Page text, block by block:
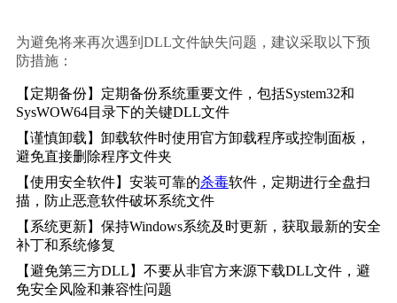
为避免将来再次遇到DLL文件缺失问题，建议采取以下预
防措施：
【定期备份】定期备份系统重要文件，包括System32和
SysWOW64目录下的关键DLL文件
【谨慎卸载】卸载软件时使用官方卸载程序或控制面板，
避免直接删除程序文件夹
【使用安全软件】安装可靠的杀毒软件，定期进行全盘扫
描，防止恶意软件破坏系统文件
【系统更新】保持Windows系统及时更新，获取最新的安全
补丁和系统修复
【避免第三方DLL】不要从非官方来源下载DLL文件，避
免安全风险和兼容性问题